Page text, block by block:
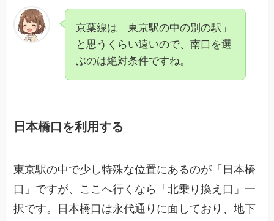
京葉線は「東京駅の中の別の駅」
と思うくらい遠いので、南口を選
ぶのは絶対条件ですね。
日本橋口を利用する
東京駅の中で少し特殊な位置にあるのが「日本橋
口」ですが、ここへ行くなら「北乗り換え口」一
択です。日本橋口は永代通りに面しており、地下